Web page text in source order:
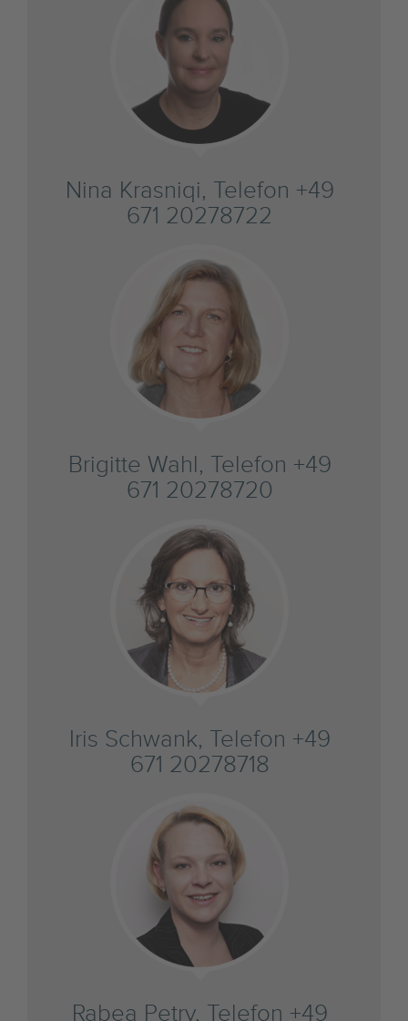
Nina Krasniqi, Telefon +49
671 20278722
Brigitte Wahl, Telefon +49
671 20278720
Iris Schwank, Telefon +49
671 20278718
Rabea Petry, Telefon +49